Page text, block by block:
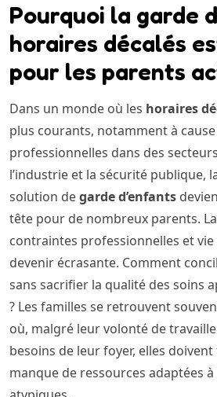
Pourquoi la garde
horaires décalés
pour les parents
Dans un monde où les horaires
plus courants, notamment à
professionnelles dans des
l’industrie et la sécurité publique,
solution degarde d’enfants
tête pour de nombreux parents.
contraintes professionnelles et
devenir écrasante. Comment
sans sacrifier la qualité des soins
? Les familles se retrouvent
où, malgré leur volonté de
besoins de leur foyer, elles
manque de ressources adaptées